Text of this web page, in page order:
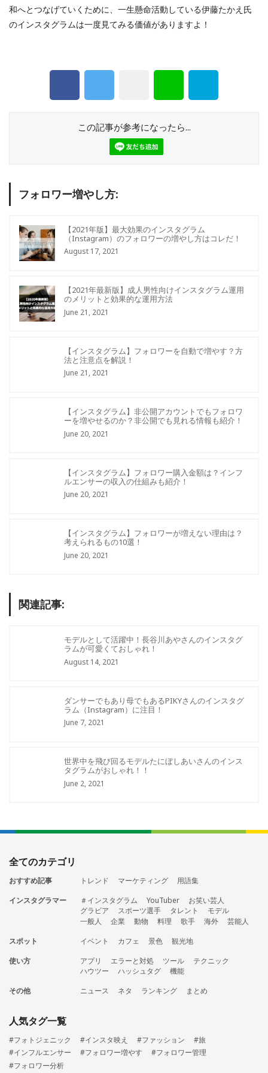
和へとつなげていくために、一生懸命活動している伊藤たかえ氏
のインスタグラムは一度見てみる価値がありますよ！
この記事が参考になったら...
フォロワー増やし方:
【2021年版】最大効果のインスタグラム
（Instagram）のフォロワーの増やし方はコレだ！
August 17, 2021
【2021年最新版】成人男性向けインスタグラム運用
のメリットと効果的な運用方法
June 21, 2021
【インスタグラム】フォロワーを自動で増やす？方
法と注意点を解説！
June 21, 2021
【インスタグラム】非公開アカウントでもフォロワ
ーを増やせるのか？非公開でも見れる情報も紹介！
June 20, 2021
【インスタグラム】フォロワー購入金額は？インフ
ルエンサーの収入の仕組みも紹介！
June 20, 2021
【インスタグラム】フォロワーが増えない理由は？
考えられるもの10選！
June 20, 2021
関連記事:
モデルとして活躍中！長谷川あやさんのインスタグ
ラムが可愛くておしゃれ！
August 14, 2021
ダンサーでもあり母でもあるPIKYさんのインスタグ
ラム（Instagram）に注目！
June 7, 2021
世界中を飛び回るモデルたにぼしあいさんのインス
タグラムがおしゃれ！！
June 2, 2021
全てのカテゴリ
おすすめ記事 トレンド マーケティング
用語集
インスタグラマー
＃インスタグラム YouTuber
お笑い芸人
グラビア
スポーツ選手 タレント
モデル
一般人
企業 動物 料理 歌手 海外
芸能人
スポット
イベント カフェ 景色
観光地
使い方
アプリ エラーと対処 ツール
テクニック
ハウツー
ハッシュタグ
機能
その他
ニュース ネタ ランキング まとめ
人気タグ一覧
#フォトジェニック #インスタ映え #ファッション
#旅
#インフルエンサー
#フォロワー増やす
#フォロワー管理
#フォロワー分析